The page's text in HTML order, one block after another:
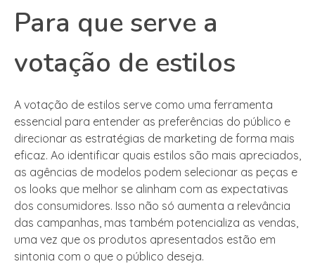
Para que serve a
votação de estilos
A votação de estilos serve como uma ferramenta
essencial para entender as preferências do público e
direcionar as estratégias de marketing de forma mais
eficaz. Ao identificar quais estilos são mais apreciados,
as agências de modelos podem selecionar as peças e
os looks que melhor se alinham com as expectativas
dos consumidores. Isso não só aumenta a relevância
das campanhas, mas também potencializa as vendas,
uma vez que os produtos apresentados estão em
sintonia com o que o público deseja.